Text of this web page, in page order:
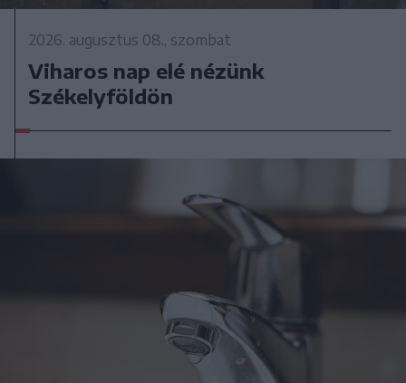
2026. augusztus 08., szombat
Viharos nap elé nézünk
Székelyföldön